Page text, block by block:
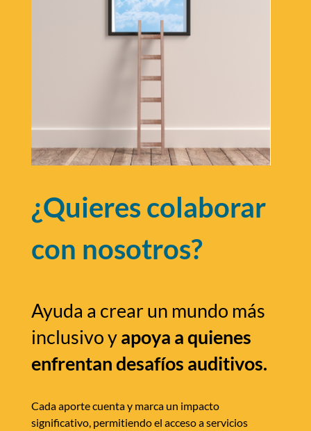
¿Quieres colaborar
con nosotros?
Ayuda a crear un mundo más
inclusivo yapoya a quienes
enfrentan desafíos auditivos.
Cada aporte cuenta y marca un impacto
significativo, permitiendo el acceso a servicios